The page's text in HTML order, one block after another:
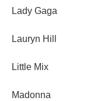
Lady Gaga
Lauryn Hill
Little Mix
Madonna